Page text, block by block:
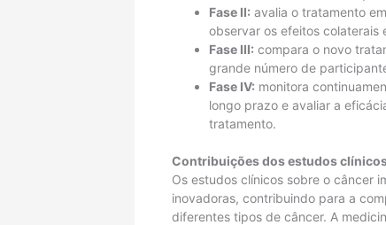
Fase II: avalia o tratamento
observar os efeitos colaterais
Fase III: compara o novo
grande número de
Fase IV: monitora
longo prazo e avaliar a
tratamento.
Contribuições dos estudos
Os estudos clínicos sobre o câncer
inovadoras, contribuindo para a
diferentes tipos de câncer. A